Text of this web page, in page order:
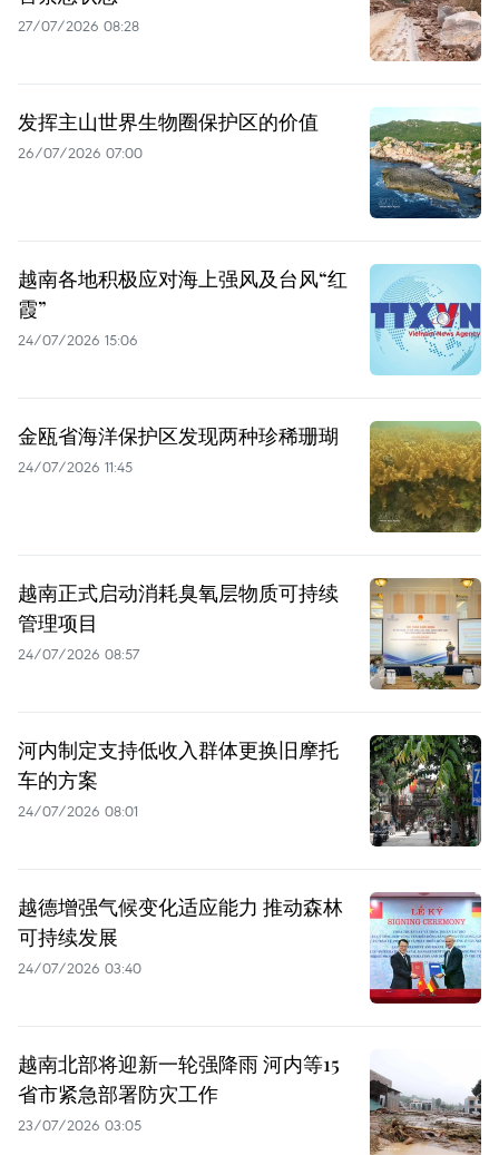
27/07/2026 08:28
发挥主山世界生物圈保护区的价值
26/07/2026 07:00
越南各地积极应对海上强风及台风“红
霞”
24/07/2026 15:06
金瓯省海洋保护区发现两种珍稀珊瑚
24/07/2026 11:45
越南正式启动消耗臭氧层物质可持续
管理项目
24/07/2026 08:57
河内制定支持低收入群体更换旧摩托
车的方案
24/07/2026 08:01
越德增强气候变化适应能力 推动森林
可持续发展
24/07/2026 03:40
越南北部将迎新一轮强降雨 河内等15
省市紧急部署防灾工作
23/07/2026 03:05